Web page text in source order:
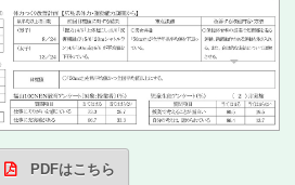
PDFはこちら